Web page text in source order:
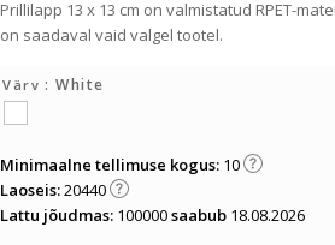
Prillilapp 13 x 13 cm on valmistatud RPET-
on saadaval vaid valgel tootel.
Värv : White
Minimaalne tellimuse kogus: 10
Laoseis:20440
Lattu jõudmas: 100000saabub 18.08.2026